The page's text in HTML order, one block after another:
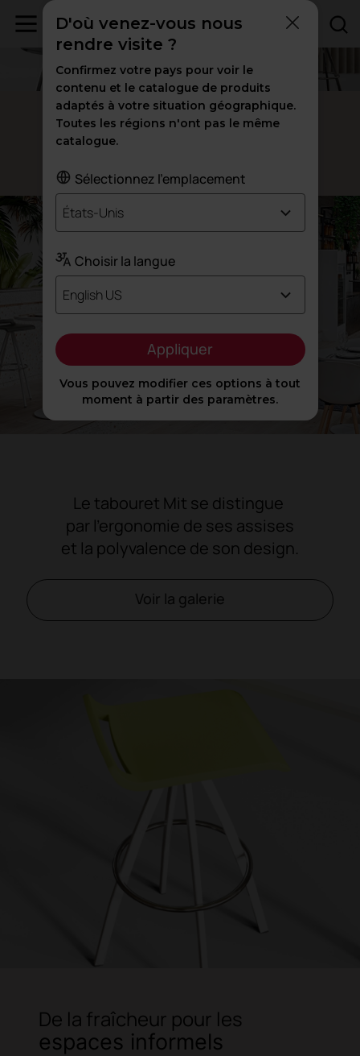
Tabourets Mit
Le tabouret Mit se distingue
par l'ergonomie de ses assises
et la polyvalence de son design.
Voir la galerie
De la fraîcheur pour les
espaces informels
D'où venez-vous nous
rendre visite ?
Confirmez votre pays pour voir le
contenu et le catalogue de produits
adaptés à votre situation géographique.
Toutes les régions n'ont pas le même
catalogue.
Sélectionnez l'emplacement
États-Unis
Choisir la langue
English US
Appliquer
Vous pouvez modifier ces options à tout
moment à partir des paramètres.